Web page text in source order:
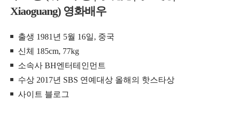
Xiaoguang) 영화배우
출생 1981년 5월 16일, 중국
신체 185cm, 77kg
소속사 BH엔터테인먼트
수상 2017년 SBS 연예대상 올해의 핫스타상
사이트 블로그